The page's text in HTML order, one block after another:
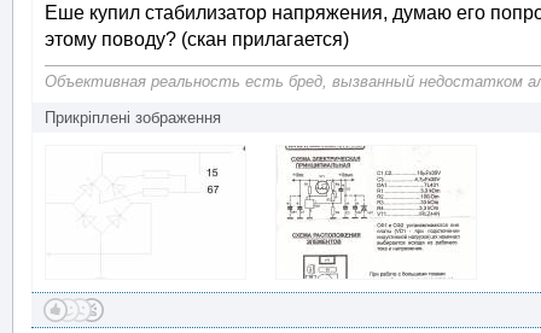
Еше купил стабилизатор напряжения, думаю его
этому поводу? (скан прилагается)
Объективная реальность есть бред, вызванный недостатком
Прикріплені зображення